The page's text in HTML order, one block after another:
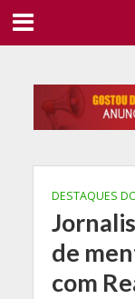
DESTAQUES
de
com